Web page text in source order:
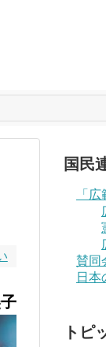
国民
「
賛同
日本
トピ